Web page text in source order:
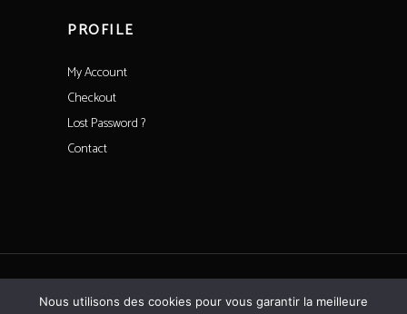
PROFILE
My Account
Checkout
Lost Password ?
Contact
Nous utilisons des cookies pour vous garantir la meilleure